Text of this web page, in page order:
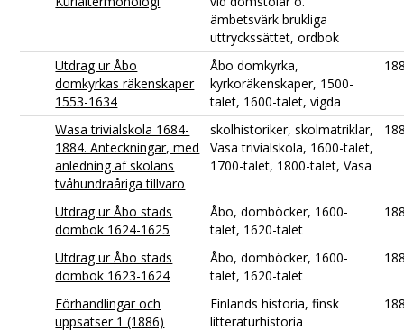
ämbetsvärk brukliga
uttryckssättet, ordbok
Utdrag ur Åbo
domkyrkas räkenskaper
1553-1634
Åbo domkyrka,
kyrkoräkenskaper, 1500-
talet, 1600-talet, vigda
Wasa trivialskola 1684-
1884. Anteckningar, med
anledning af skolans
tvåhundraåriga tillvaro
skolhistoriker, skolmatriklar,
Vasa trivialskola, 1600-talet,
1700-talet, 1800-talet, Vasa
Utdrag ur Åbo stads
dombok 1624-1625
Åbo, domböcker, 1600-
talet, 1620-talet
Utdrag ur Åbo stads
dombok 1623-1624
Åbo, domböcker, 1600-
talet, 1620-talet
Förhandlingar och
uppsatser 1 (1886)
Finlands historia, finsk
litteraturhistoria